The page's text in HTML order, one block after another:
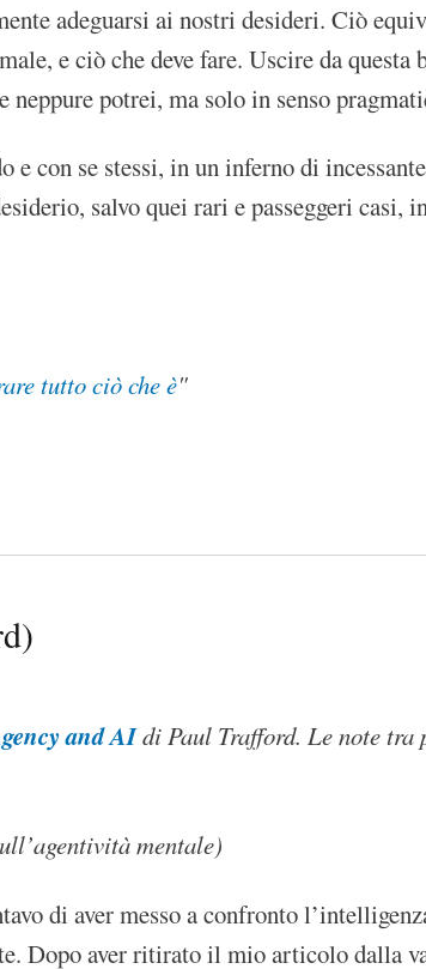
adeguarsi ai nostri desideri. Ciò
e ciò che deve fare. Uscire da questa
potrei, ma solo in senso
con se stessi, in un inferno di
salvo quei rari e passeggeri casi,
tutto ciò che è"
and AIdi Paul Trafford. Le note tra
mentale)
di aver messo a confronto
Dopo aver ritirato il mio articolo dalla